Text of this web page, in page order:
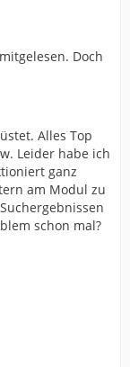
Doch
Alles Top
Leider habe ich
ganz
am Modul zu
schon mal?